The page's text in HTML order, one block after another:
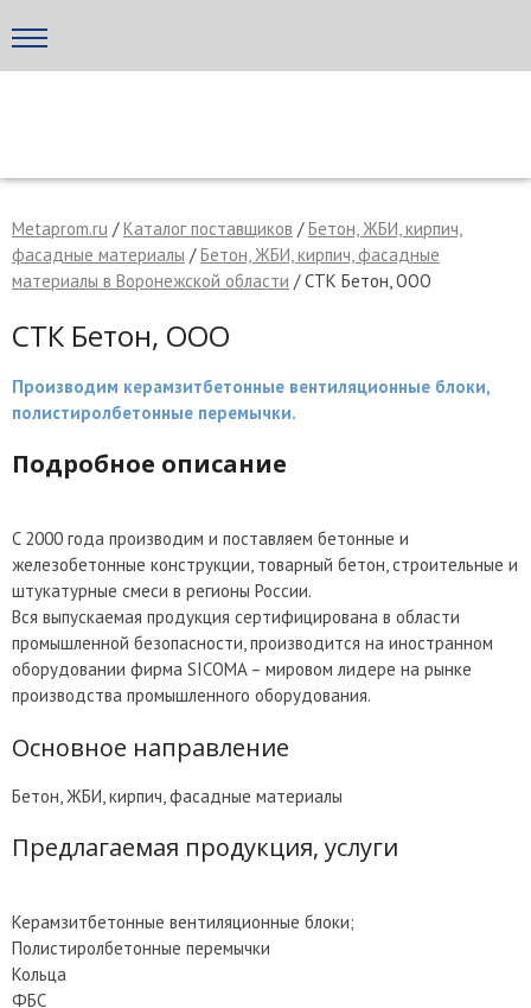
МЕТАПРОМ - российский торгово-промышленный портал
Написать поставщику
Metaprom.ru /Каталог поставщиков /Бетон, ЖБИ, кирпич,
фасадные материалы /Бетон, ЖБИ, кирпич, фасадные
материалы в Воронежской области / СТК Бетон, ООО
СТК Бетон, ООО
Производим керамзитбетонные вентиляционные блоки,
полистиролбетонные перемычки.
Подробное описание
C 2000 года производим и поставляем бетонные и
железобетонные конструкции, товарный бетон, строительные и
штукатурные смеси в регионы России.
Вся выпускаемая продукция сертифицирована в области
промышленной безопасности, производится на иностранном
оборудовании фирма SICOMA – мировом лидере на рынке
производства промышленного оборудования.
Основное направление
Бетон, ЖБИ, кирпич, фасадные материалы
Предлагаемая продукция, услуги
Керамзитбетонные вентиляционные блоки;
Полистиролбетонные перемычки
Кольца
ФБС